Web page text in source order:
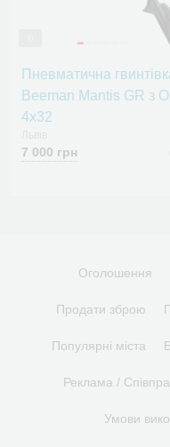
Пневматична
Beeman Mantis GR з
4x32
7 000 грн
Оголошення
Продати зброю
Популярні міста
Реклама /
Умови